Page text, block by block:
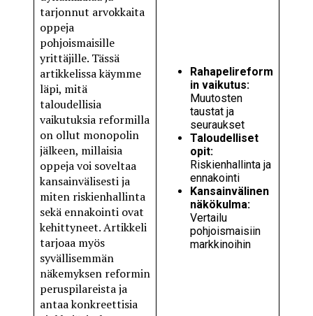
tarjonnut arvokkaita
oppeja
pohjoismaisille
yrittäjille. Tässä
artikkelissa käymme
läpi, mitä
taloudellisia
vaikutuksia reformilla
on ollut monopolin
jälkeen, millaisia
oppeja voi soveltaa
kansainvälisesti ja
miten riskienhallinta
sekä ennakointi ovat
kehittyneet. Artikkeli
tarjoaa myös
syvällisemmän
näkemyksen reformin
peruspilareista ja
antaa konkreettisia
Rahapelireform
in vaikutus:
Muutosten
taustat ja
seuraukset
Taloudelliset
opit:
Riskienhallinta ja
ennakointi
Kansainvälinen
näkökulma:
Vertailu
pohjoismaisiin
markkinoihin